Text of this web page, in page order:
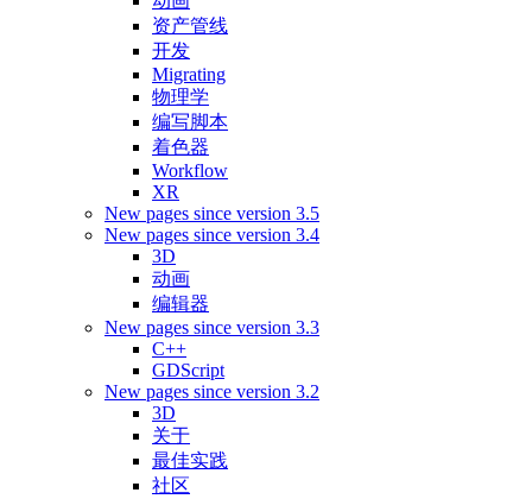
资产管线
开发
Migrating
物理学
编写脚本
着色器
Workflow
XR
New pages since version 3.5
New pages since version 3.4
3D
动画
编辑器
New pages since version 3.3
C++
GDScript
New pages since version 3.2
3D
关于
最佳实践
社区